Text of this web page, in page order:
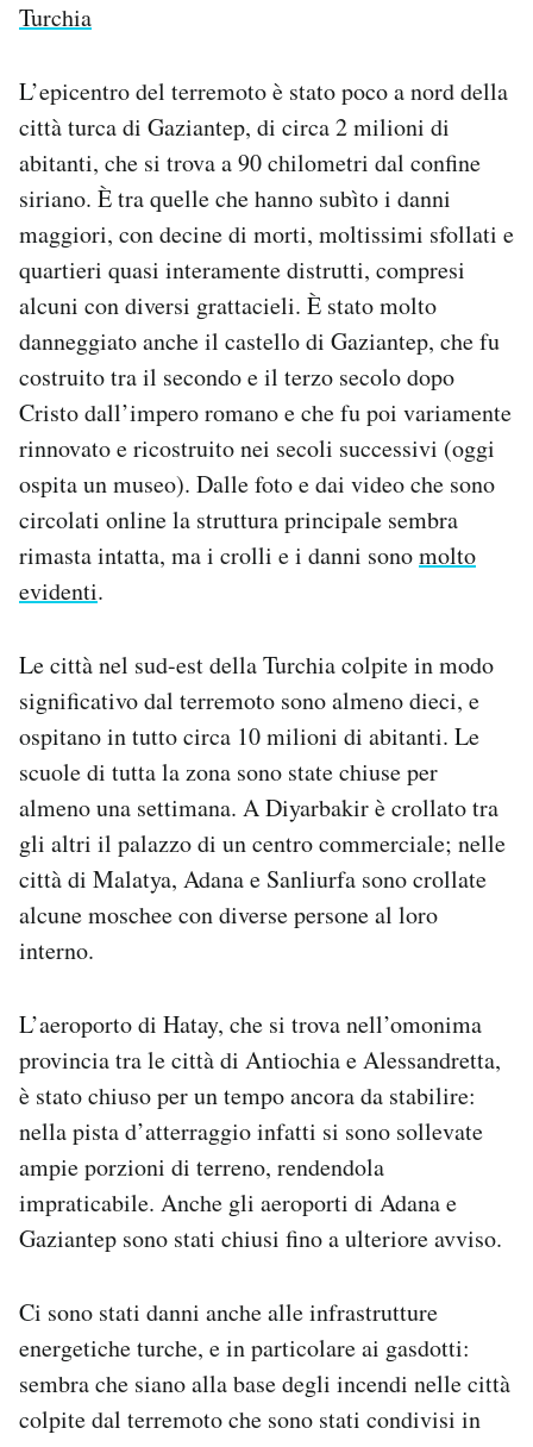
Turchia
L’epicentro del terremoto è stato poco a nord della
città turca di Gaziantep, di circa 2 milioni di
abitanti, che si trova a 90 chilometri dal confine
siriano. È tra quelle che hanno subìto i danni
maggiori, con decine di morti, moltissimi sfollati e
quartieri quasi interamente distrutti, compresi
alcuni con diversi grattacieli. È stato molto
danneggiato anche il castello di Gaziantep, che fu
costruito tra il secondo e il terzo secolo dopo
Cristo dall’impero romano e che fu poi variamente
rinnovato e ricostruito nei secoli successivi (oggi
ospita un museo). Dalle foto e dai video che sono
circolati online la struttura principale sembra
rimasta intatta, ma i crolli e i danni sonomolto
evidenti.
Le città nel sud-est della Turchia colpite in modo
significativo dal terremoto sono almeno dieci, e
ospitano in tutto circa 10 milioni di abitanti. Le
scuole di tutta la zona sono state chiuse per
almeno una settimana. A Diyarbakir è crollato tra
gli altri il palazzo di un centro commerciale; nelle
città di Malatya, Adana e Sanliurfa sono crollate
alcune moschee con diverse persone al loro
interno.
L’aeroporto di Hatay, che si trova nell’omonima
provincia tra le città di Antiochia e Alessandretta,
è stato chiuso per un tempo ancora da stabilire:
nella pista d’atterraggio infatti si sono sollevate
ampie porzioni di terreno, rendendola
impraticabile. Anche gli aeroporti di Adana e
Gaziantep sono stati chiusi fino a ulteriore avviso.
Ci sono stati danni anche alle infrastrutture
energetiche turche, e in particolare ai gasdotti:
sembra che siano alla base degli incendi nelle città
colpite dal terremoto che sono stati condivisi in